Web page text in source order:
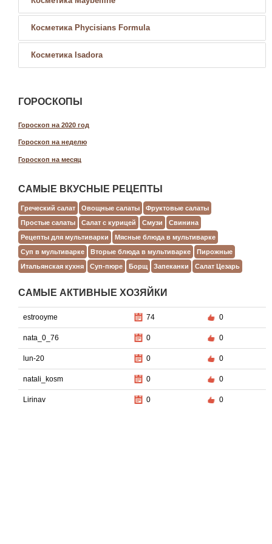
Косметика Phycisians Formula
Косметика Isadora
ГОРОСКОПЫ
Гороскоп на 2020 год
Гороскоп на неделю
Гороскоп на месяц
САМЫЕ ВКУСНЫЕ РЕЦЕПТЫ
Греческий салат Овощные салаты
Фруктовые салаты
Простые салаты
Салат с курицей Смузи
Свинина
Рецепты для мультиварки
Мясные блюда в мультиварке
Суп в мультиварке
Вторые блюда в мультиварке
Пирожные
Итальянская кухня
Суп-пюре Борщ Запеканки Салат Цезарь
САМЫЕ АКТИВНЫЕ ХОЗЯЙКИ
estrooyme 74 0
nata_0_76 0 0
lun-20 0 0
natali_kosm 0 0
Lirinav 0 0